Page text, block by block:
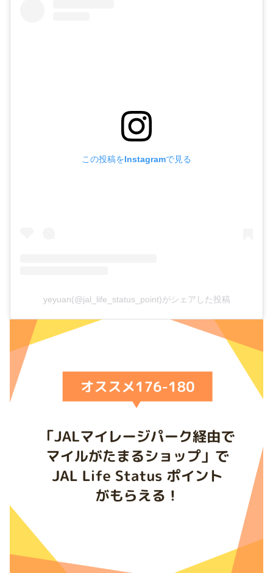
この投稿をInstagramで見る
yeyuan(@jal_life_status_point)がシェアした投稿